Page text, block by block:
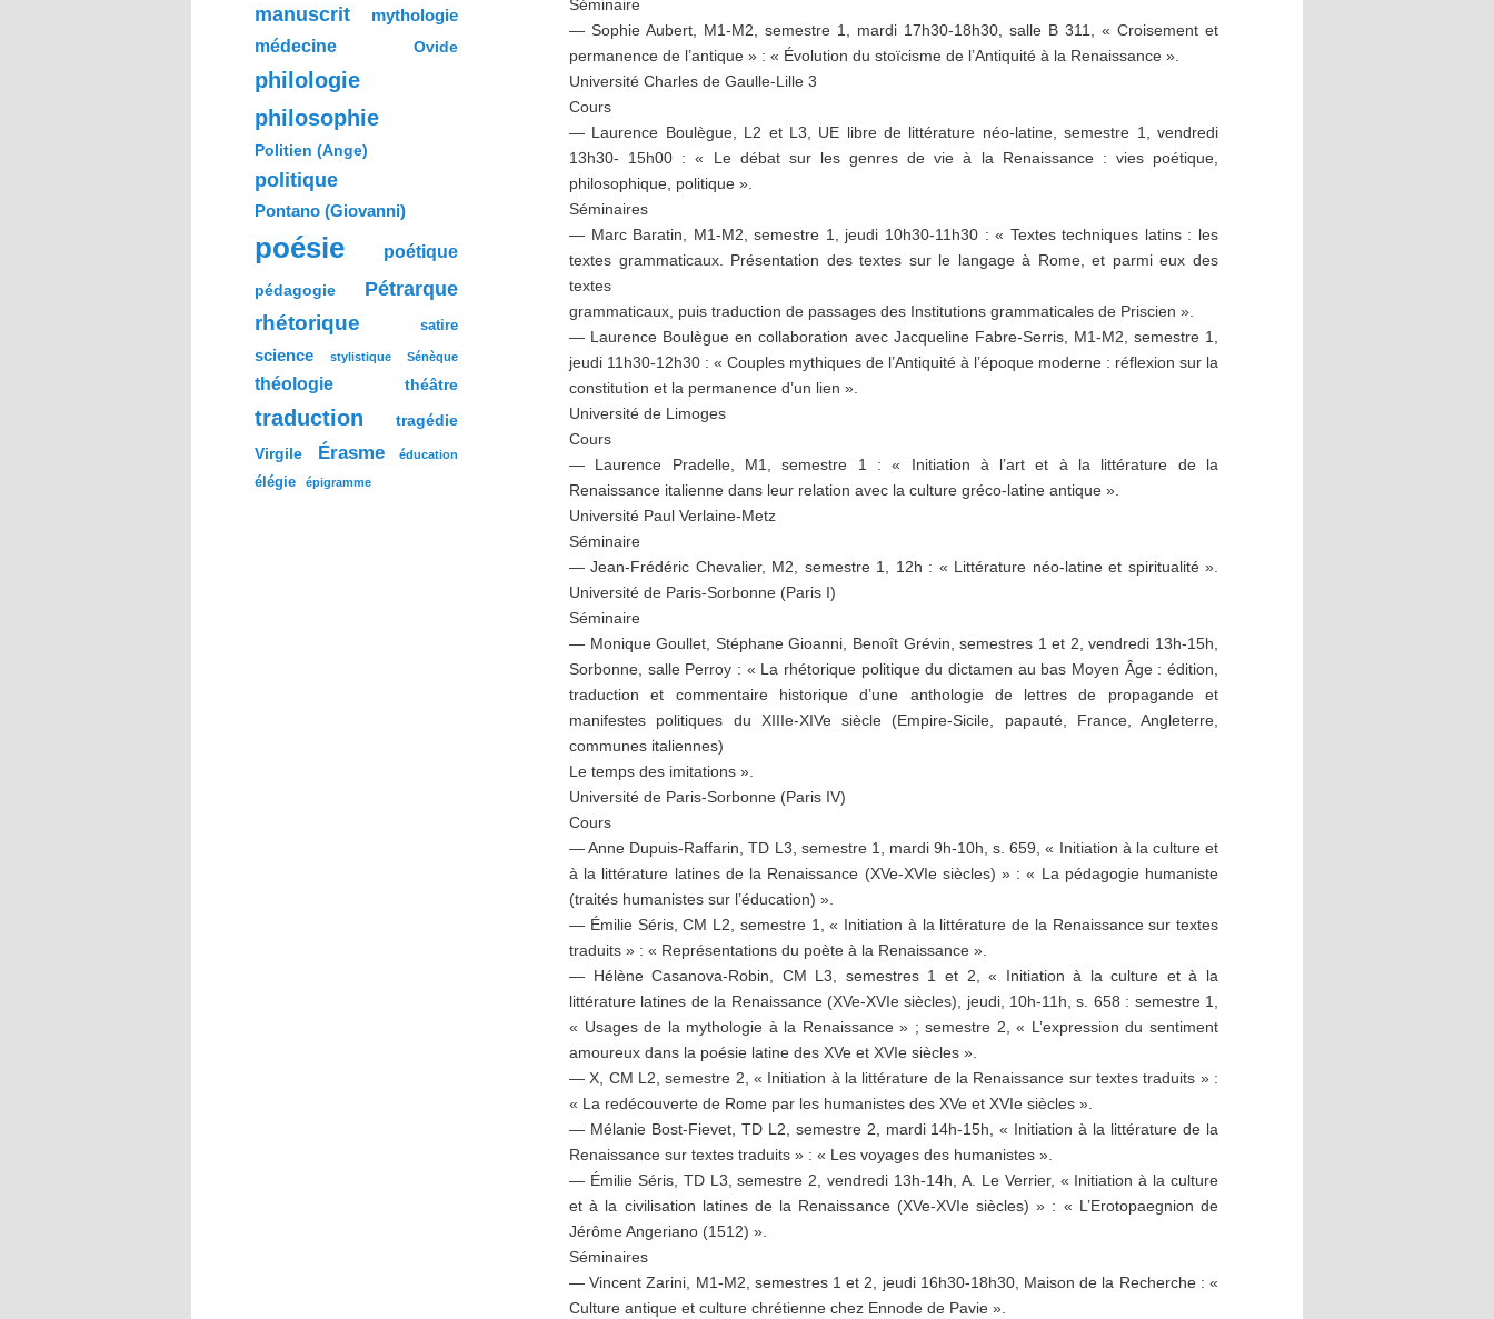
Séminaire
— Sophie Aubert, M1-M2, semestre 1, mardi 17h30-18h30, salle B 311, « Croisement et
permanence de l’antique » : « Évolution du stoïcisme de l’Antiquité à la Renaissance ».
Université Charles de Gaulle-Lille 3
Cours
— Laurence Boulègue, L2 et L3, UE libre de littérature néo-latine, semestre 1, vendredi
13h30- 15h00 : « Le débat sur les genres de vie à la Renaissance : vies poétique,
philosophique, politique ».
Séminaires
— Marc Baratin, M1-M2, semestre 1, jeudi 10h30-11h30 : « Textes techniques latins : les
textes grammaticaux. Présentation des textes sur le langage à Rome, et parmi eux des
textes
grammaticaux, puis traduction de passages des Institutions grammaticales de Priscien ».
— Laurence Boulègue en collaboration avec Jacqueline Fabre-Serris, M1-M2, semestre 1,
jeudi 11h30-12h30 : « Couples mythiques de l’Antiquité à l’époque moderne : réflexion sur la
constitution et la permanence d’un lien ».
Université de Limoges
Cours
— Laurence Pradelle, M1, semestre 1 : « Initiation à l’art et à la littérature de la
Renaissance italienne dans leur relation avec la culture gréco-latine antique ».
Université Paul Verlaine-Metz
Séminaire
— Jean-Frédéric Chevalier, M2, semestre 1, 12h : « Littérature néo-latine et spiritualité ».
Université de Paris-Sorbonne (Paris I)
Séminaire
— Monique Goullet, Stéphane Gioanni, Benoît Grévin, semestres 1 et 2, vendredi 13h-15h,
Sorbonne, salle Perroy : « La rhétorique politique du dictamen au bas Moyen Âge : édition,
traduction et commentaire historique d’une anthologie de lettres de propagande et
manifestes politiques du XIIIe-XIVe siècle (Empire-Sicile, papauté, France, Angleterre,
communes italiennes)
Le temps des imitations ».
Université de Paris-Sorbonne (Paris IV)
Cours
— Anne Dupuis-Raffarin, TD L3, semestre 1, mardi 9h-10h, s. 659, « Initiation à la culture et
à la littérature latines de la Renaissance (XVe-XVIe siècles) » : « La pédagogie humaniste
(traités humanistes sur l’éducation) ».
— Émilie Séris, CM L2, semestre 1, « Initiation à la littérature de la Renaissance sur textes
traduits » : « Représentations du poète à la Renaissance ».
— Hélène Casanova-Robin, CM L3, semestres 1 et 2, « Initiation à la culture et à la
littérature latines de la Renaissance (XVe-XVIe siècles), jeudi, 10h-11h, s. 658 : semestre 1,
« Usages de la mythologie à la Renaissance » ; semestre 2, « L’expression du sentiment
amoureux dans la poésie latine des XVe et XVIe siècles ».
— X, CM L2, semestre 2, « Initiation à la littérature de la Renaissance sur textes traduits » :
« La redécouverte de Rome par les humanistes des XVe et XVIe siècles ».
— Mélanie Bost-Fievet, TD L2, semestre 2, mardi 14h-15h, « Initiation à la littérature de la
Renaissance sur textes traduits » : « Les voyages des humanistes ».
— Émilie Séris, TD L3, semestre 2, vendredi 13h-14h, A. Le Verrier, « Initiation à la culture
et à la civilisation latines de la Renaissance (XVe-XVIe siècles) » : « L’Erotopaegnion de
Jérôme Angeriano (1512) ».
Séminaires
— Vincent Zarini, M1-M2, semestres 1 et 2, jeudi 16h30-18h30, Maison de la Recherche : «
Culture antique et culture chrétienne chez Ennode de Pavie ».
manuscrit
mythologie
médecine
Ovide
philologie
philosophie
Politien (Ange)
politique
Pontano (Giovanni)
poésie poétique
pédagogie Pétrarque
rhétorique satire
science stylistique Sénèque
théologie théâtre
traduction
tragédie
Virgile
Érasme éducation
élégie épigramme